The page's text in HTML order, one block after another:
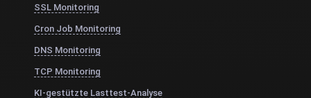
SSL Monitoring
Cron Job Monitoring
DNS Monitoring
TCP Monitoring
KI-gestützte Lasttest-Analyse